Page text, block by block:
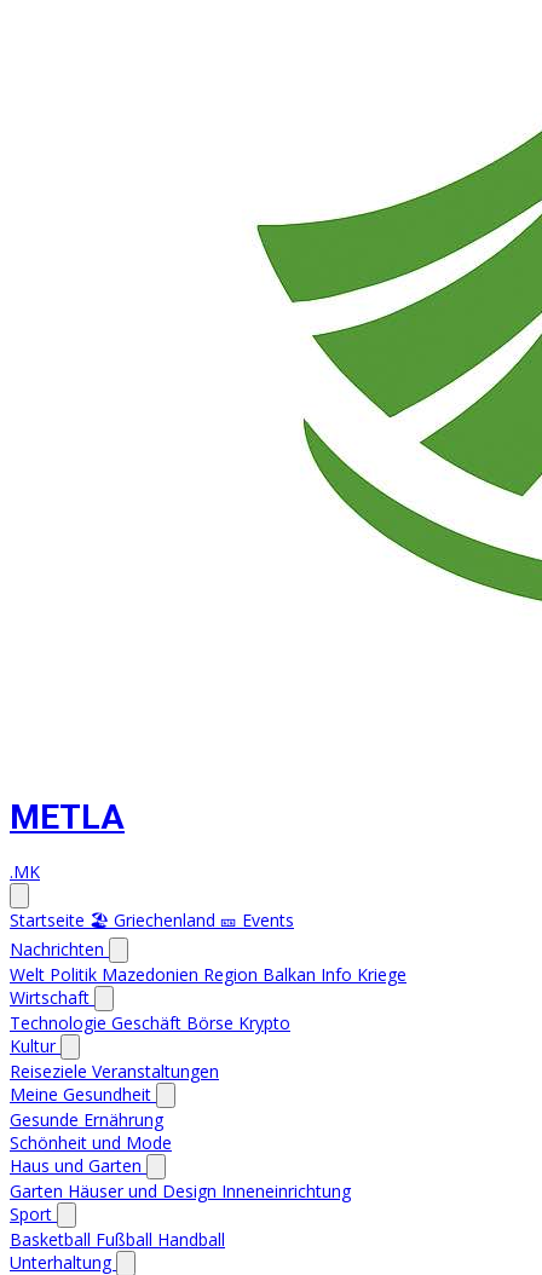
METLA
.MK
Startseite 🏖️ Griechenland 🎫 Events
Nachrichten
Welt Politik Mazedonien Region Balkan Info Kriege
Wirtschaft
Technologie Geschäft Börse Krypto
Kultur
Reiseziele Veranstaltungen
Meine Gesundheit
Gesunde Ernährung
Schönheit und Mode
Haus und Garten
Garten Häuser und Design Inneneinrichtung
Sport
Basketball Fußball Handball
Unterhaltung